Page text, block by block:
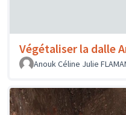
Végétaliser la dalle
Anouk Céline Julie